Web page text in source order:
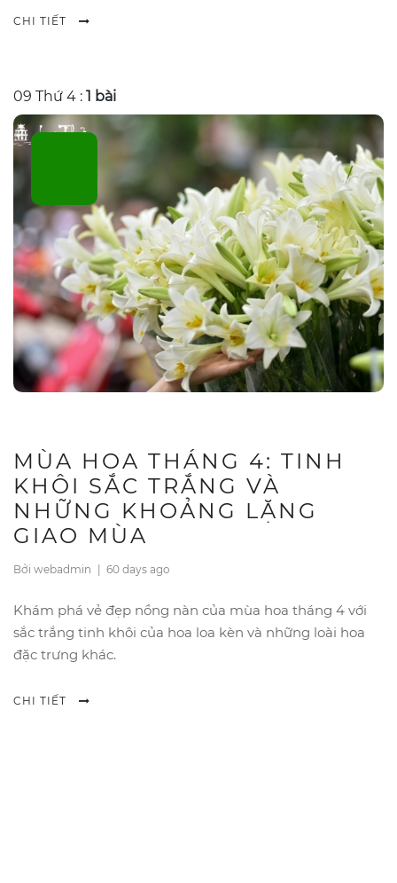
CHI TIẾT
09 Thứ 4 : 1 bài
MÙA HOA THÁNG 4: TINH
KHÔI SẮC TRẮNG VÀ
NHỮNG KHOẢNG LẶNG
GIAO MÙA
Bởi webadmin 60 days ago
Khám phá vẻ đẹp nồng nàn của mùa hoa tháng 4 với
sắc trắng tinh khôi của hoa loa kèn và những loài hoa
đặc trưng khác.
CHI TIẾT